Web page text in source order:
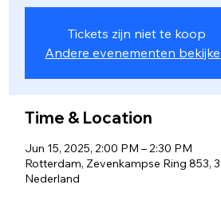
Tickets zijn niet te koop
Andere evenementen
Time & Location
Jun 15, 2025, 2:00 PM – 2:30 PM
Rotterdam, Zevenkampse Ring 853,
Nederland